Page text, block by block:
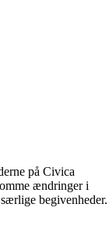
på Civica
ændringer i
begivenheder.